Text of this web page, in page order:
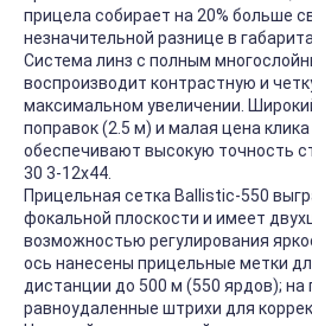
прицела собирает на 20% больше
незначительной разнице в
Система линз с полным
воспроизводит контрастную и
максимальном увеличении.
поправок (2.5 м) и малая цена
обеспечивают высокую точность
30 3-12x44.
Прицельная сетка Ballistic-550
фокальной плоскости и имеет
возможностью регулирования
ось нанесены прицельные метки
дистанции до 500 м (550 ярдов); на
равноудаленные штрихи для